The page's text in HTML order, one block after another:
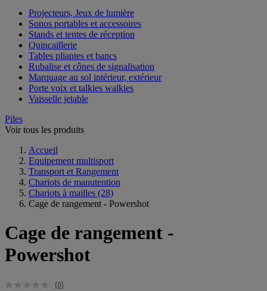
Projecteurs, Jeux de lumière
Sonos portables et accessoires
Stands et tentes de réception
Quincaillerie
Tables pliantes et bancs
Rubalise et cônes de signalisation
Marquage au sol intérieur, extérieur
Porte voix et talkies walkies
Vaisselle jetable
Piles
Voir tous les produits
Accueil
Equipement multisport
Transport et Rangement
Chariots de manutention
Chariots à mailles (28)
Cage de rangement - Powershot
Cage de rangement -
Powershot
(0)